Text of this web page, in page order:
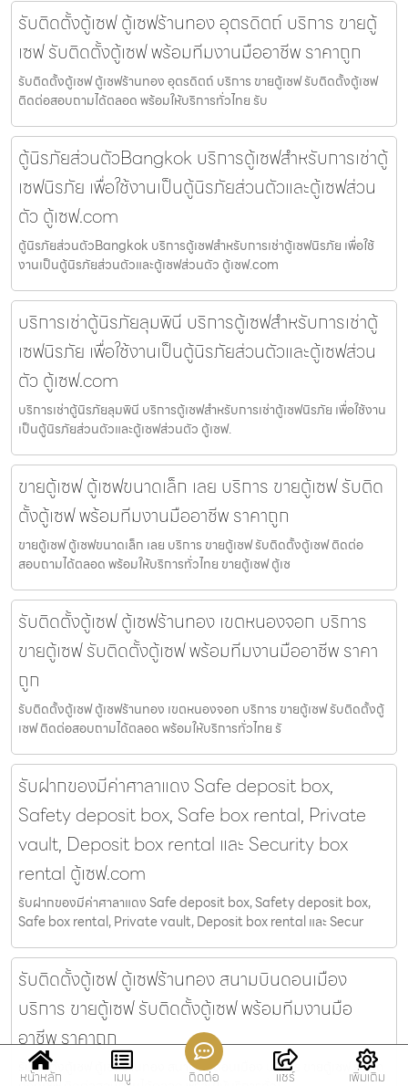
รับติดตั้งตู้เซฟ ตู้เซฟร้านทอง อุตรดิตถ์ บริการ ขายตู้
เซฟ รับติดตั้งตู้เซฟ พร้อมทีมงานมืออาชีพ ราคาถูก
รับติดตั้งตู้เซฟ ตู้เซฟร้านทอง อุตรดิตถ์ บริการ ขายตู้เซฟ รับติดตั้งตู้เซฟ
ติดต่อสอบถามได้ตลอด พร้อมให้บริการทั่วไทย รับ
ตู้นิรภัยส่วนตัวBangkok บริการตู้เซฟสำหรับการเช่าตู้
เซฟนิรภัย เพื่อใช้งานเป็นตู้นิรภัยส่วนตัวและตู้เซฟส่วน
ตัว ตู้เซฟ.com
ตู้นิรภัยส่วนตัวBangkok บริการตู้เซฟสำหรับการเช่าตู้เซฟนิรภัย เพื่อใช้
งานเป็นตู้นิรภัยส่วนตัวและตู้เซฟส่วนตัว ตู้เซฟ.com
บริการเช่าตู้นิรภัยลุมพินี บริการตู้เซฟสำหรับการเช่าตู้
เซฟนิรภัย เพื่อใช้งานเป็นตู้นิรภัยส่วนตัวและตู้เซฟส่วน
ตัว ตู้เซฟ.com
บริการเช่าตู้นิรภัยลุมพินี บริการตู้เซฟสำหรับการเช่าตู้เซฟนิรภัย เพื่อใช้งาน
เป็นตู้นิรภัยส่วนตัวและตู้เซฟส่วนตัว ตู้เซฟ.
ขายตู้เซฟ ตู้เซฟขนาดเล็ก เลย บริการ ขายตู้เซฟ รับติด
ตั้งตู้เซฟ พร้อมทีมงานมืออาชีพ ราคาถูก
ขายตู้เซฟ ตู้เซฟขนาดเล็ก เลย บริการ ขายตู้เซฟ รับติดตั้งตู้เซฟ ติดต่อ
สอบถามได้ตลอด พร้อมให้บริการทั่วไทย ขายตู้เซฟ ตู้เซ
รับติดตั้งตู้เซฟ ตู้เซฟร้านทอง เขตหนองจอก บริการ
ขายตู้เซฟ รับติดตั้งตู้เซฟ พร้อมทีมงานมืออาชีพ ราคา
ถูก
รับติดตั้งตู้เซฟ ตู้เซฟร้านทอง เขตหนองจอก บริการ ขายตู้เซฟ รับติดตั้งตู้
เซฟ ติดต่อสอบถามได้ตลอด พร้อมให้บริการทั่วไทย รั
รับฝากของมีค่าศาลาแดง Safe deposit box,
Safety deposit box, Safe box rental, Private
vault, Deposit box rental และ Security box
rental ตู้เซฟ.com
รับฝากของมีค่าศาลาแดง Safe deposit box, Safety deposit box,
Safe box rental, Private vault, Deposit box rental และ Secur
รับติดตั้งตู้เซฟ ตู้เซฟร้านทอง สนามบินดอนเมือง
บริการ ขายตู้เซฟ รับติดตั้งตู้เซฟ พร้อมทีมงานมือ
อาชีพ ราคาถูก
รับติดตั้งตู้เซฟ ตู้เซฟร้านทอง สนามบินดอนเมือง บริการ ขายตู้เซฟ รับติด
หน้าหลัก เมนู ติดต่อ แชร์ เพิ่มเติม